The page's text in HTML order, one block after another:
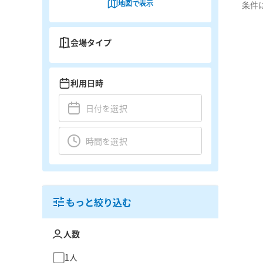
条件
地図で表示
会場タイプ
利用日時
もっと絞り込む
人数
1人